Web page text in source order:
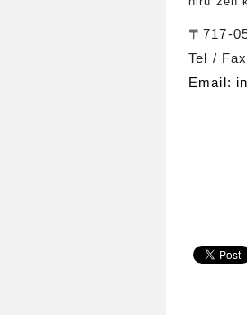
〒717-
Tel /
Email: